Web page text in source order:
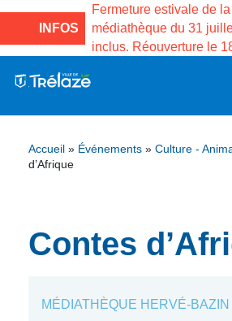
INFOS
la Maison des
de Gama du
Fermeture estivale de la
médiathèque du 31
inclus. Réouverture le
et d’animations
Projets
– Jumelage
Accueil » Événements » Culture -
d’Afrique
Contes
MÉDIATHÈQUE HERVÉ-BAZIN